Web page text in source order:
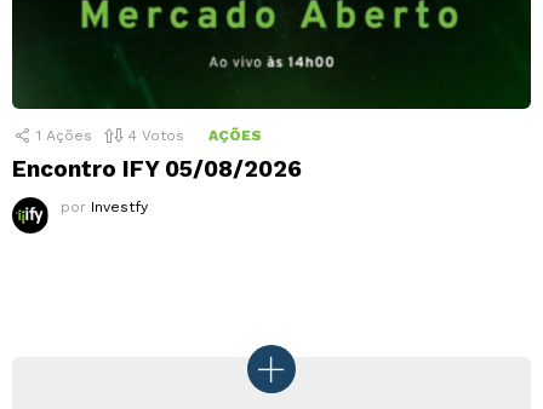
1 Ações 4 Votos AÇÕES
Encontro IFY 05/08/2026
por Investfy